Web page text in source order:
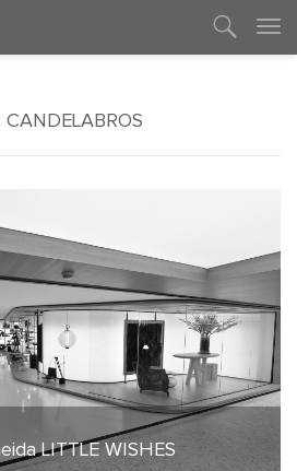
CANDELABROS
de junho de 2023
LITTLE WISHES